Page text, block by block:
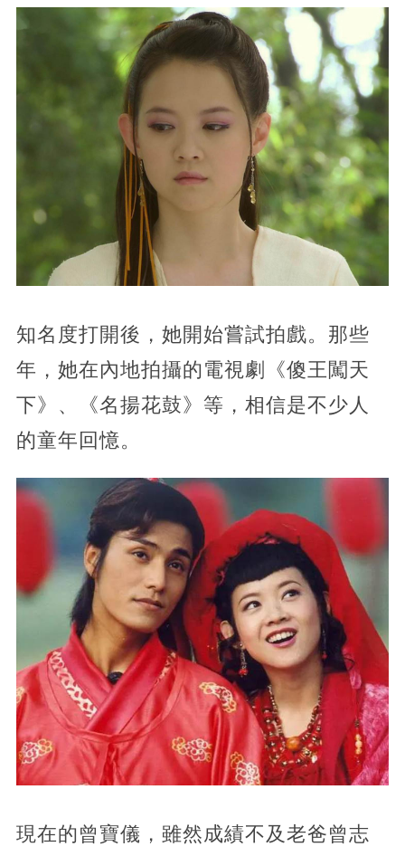
知名度打開後，她開始嘗試拍戲。那些
年，她在內地拍攝的電視劇《傻王闖天
下》、《名揚花鼓》等，相信是不少人
的童年回憶。
現在的曾寶儀，雖然成績不及老爸曾志